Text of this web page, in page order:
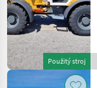
Použitý stroj